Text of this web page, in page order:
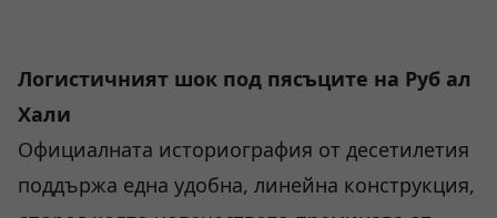
Логистичният шок под пясъците на Руб ал
Хали
Официалната историография от десетилетия
поддържа една удобна, линейна конструкция,